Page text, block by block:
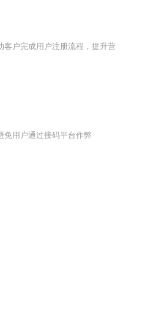
户完成用户注册流程，提升营
免用户通过接码平台作弊